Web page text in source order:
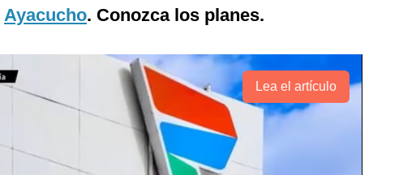
Ayacucho. Conozca los planes.
Lea el artículo